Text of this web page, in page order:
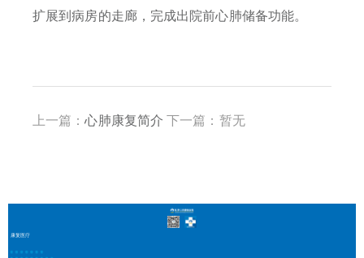
扩展到病房的走廊，完成出院前心肺储备功能。
上一篇：心肺康复简介 下一篇：暂无
康复医疗